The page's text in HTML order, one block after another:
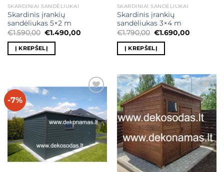
SKARDINIAI SANDĖLIUKAI
Skardinis įrankių
sandėliukas 5×2 m
€1.590,00 Original
was:
€1.590,00.
€1.490,00Current
Į KREPŠELĮ
SKARDINIAI SANDĖLIUKAI
Skardinis įrankių
sandėliukas 3×4 m
€1.790,00 Original
was:
€1.790,00.
€1.690,00Current
Į KREPŠELĮ
-7% Mėgstamiausias Mėgstamiausias